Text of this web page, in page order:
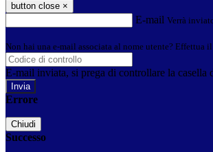
button close ×
E-mail Verrà
Non hai una e-mail associata al nome utente? Effettua
E-mail inviata, si prega di controllare la casella
Errore
Chiudi
Successo